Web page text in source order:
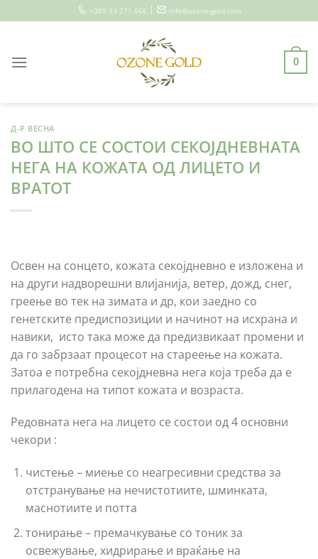
to
+389 33 271 666 | info@ozone-gold.com
0
Д-Р ВЕСНА
ВО ШТО СЕ СОСТОИ СЕКОЈДНЕВНАТА
НЕГА НА КОЖАТА ОД ЛИЦЕТО И
ВРАТОТ
Освен на сонцето, кожата секојдневно е изложена и
на други надворешни влијанија, ветер, дожд, снег,
греење во тек на зимата и др, кои заедно со
генетските предиспозиции и начинот на исхрана и
навики, исто така може да предизвикаат промени и
да го забрзаат процесот на стареење на кожата.
Затоа е потребна секојдневна нега која треба да е
прилагодена на типот кожата и возраста.
Редовната нега на лицето се состои од 4 основни
чекори :
чистење – миење со неагресивни средства за
отстранување на нечистотиите, шминката,
маснотиите и потта
тонирање – премачкување со тоник за
освежување, хидрирање и враќање на